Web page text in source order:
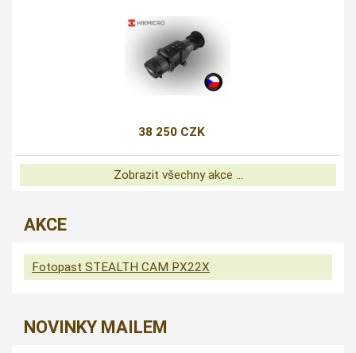
38 250 CZK
Zobrazit všechny akce ...
AKCE
Fotopast STEALTH CAM PX22X
NOVINKY MAILEM